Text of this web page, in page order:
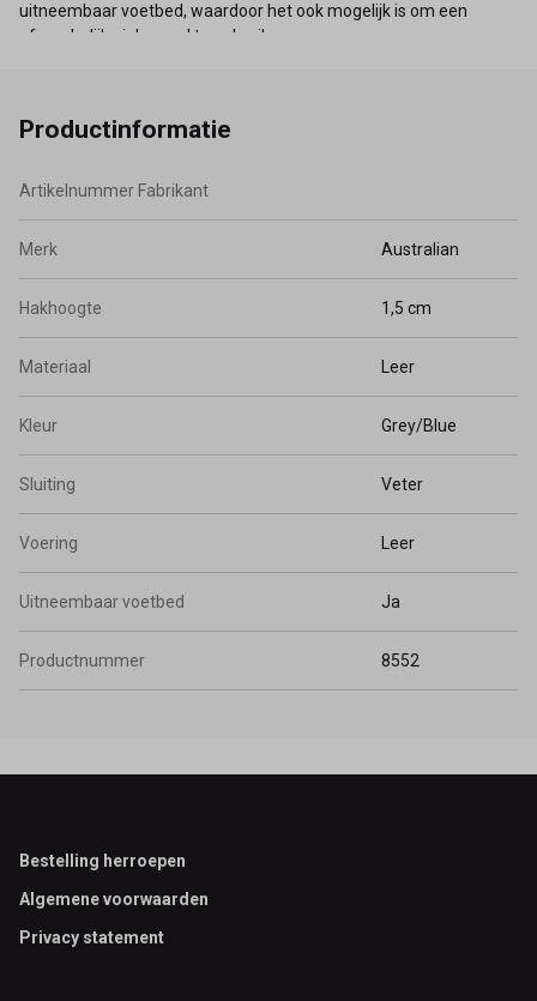
uitneembaar voetbed, waardoor het ook mogelijk is om een
afzonderlijke inlegzool te gebruiken.
Productinformatie
Artikelnummer Fabrikant
Merk Australian
Hakhoogte 1,5 cm
Materiaal Leer
Kleur Grey/Blue
Sluiting Veter
Voering Leer
Uitneembaar voetbed Ja
Productnummer 8552
Footer
Bestelling herroepen
Algemene voorwaarden
Privacy statement